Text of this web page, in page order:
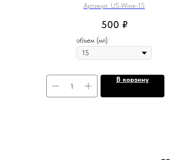
Артикул: US-Wine-15
500 ₽
объем (мл)
В корзину